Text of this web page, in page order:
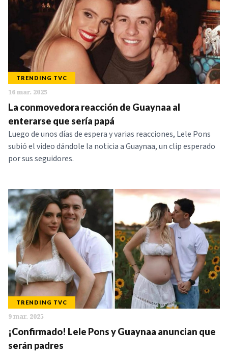
TRENDING TVC
16 mar. 2025
La conmovedora reacción de Guaynaa al
enterarse que sería papá
Luego de unos días de espera y varias reacciones, Lele Pons
subió el video dándole la noticia a Guaynaa, un clip esperado
por sus seguidores.
TRENDING TVC
9 mar. 2025
¡Confirmado! Lele Pons y Guaynaa anuncian que
serán padres